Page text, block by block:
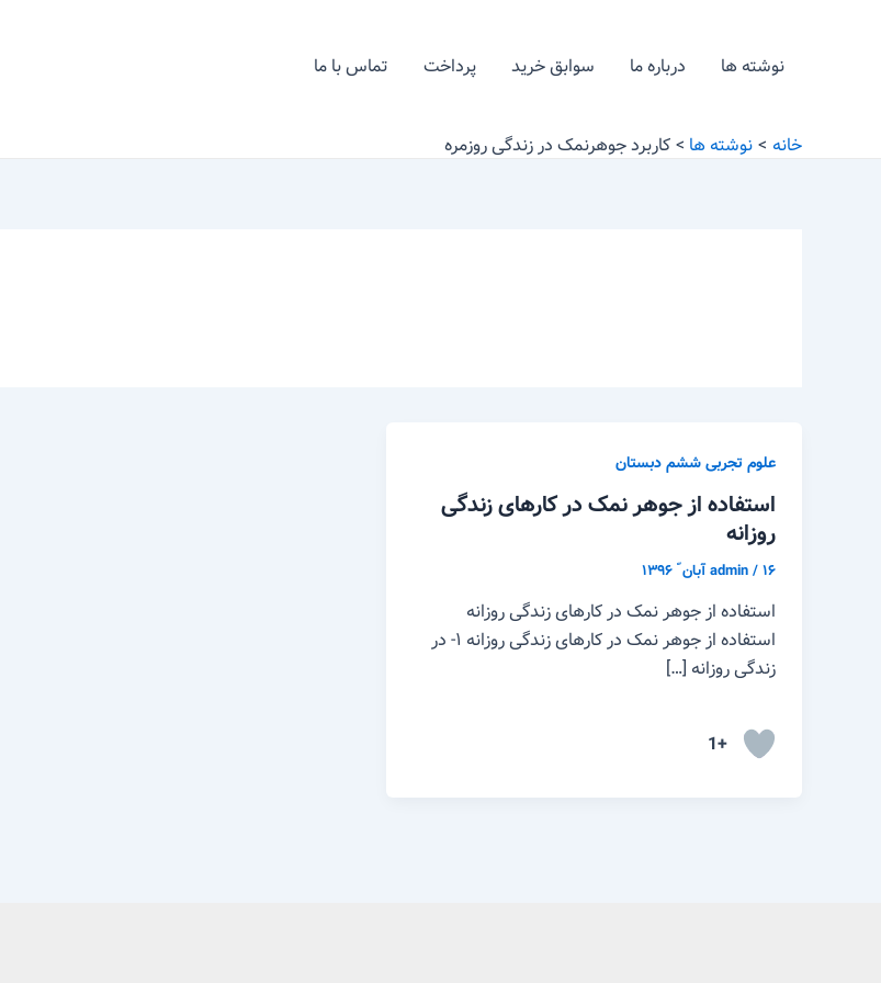
نوشته ها درباره ما سوابق خرید پرداخت تماس با ما
خانه نوشته ها کاربرد جوهرنمک در زندگی روزمره
علوم تجربی ششم دبستان
استفاده از جوهر نمک در کارهای زندگی
روزانه
admin/۱۶ آبان ّ ۱۳۹۶
استفاده از جوهر نمک در کارهای زندگی روزانه
استفاده از جوهر نمک در کارهای زندگی روزانه ١- در
زندگی روزانه […]
+1